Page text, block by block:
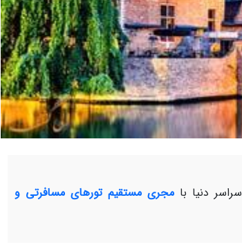
دنیا بامجری مستقیم تورهای مسافرتی و